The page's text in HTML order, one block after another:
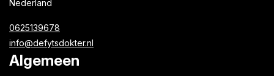
Nederland
0625139678
info@defytsdokter.nl
Algemeen